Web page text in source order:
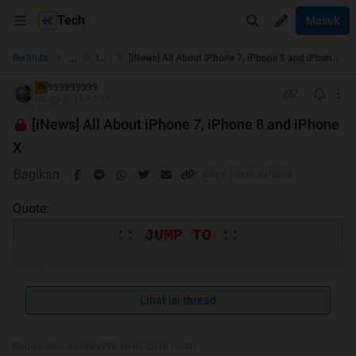
Tech Masuk
Beranda ... IOS
TS 999999999
[iNews] All About iPhone 7, iPhone 8 and iPhone
X
Bagikan
Quote:
:: JUMP TO ::
Unboxing & Review iPhone 8, iPhone 8
Plus and iPhone X
Lihat isi thread